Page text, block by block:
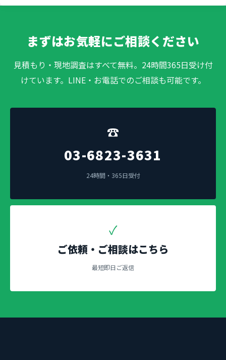
まずはお気軽にご相談ください
見積もり・現地調査はすべて無料。24時間365日受け付
けています。LINE・お電話でのご相談も可能です。
☎
03-6823-3631
24時間・365日受付
✓
ご依頼・ご相談はこちら
最短即日ご返信